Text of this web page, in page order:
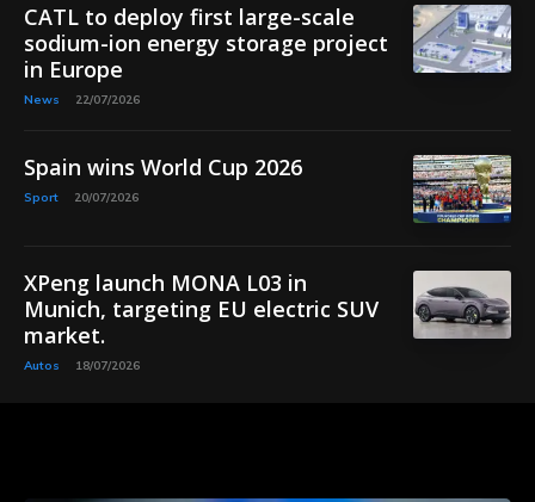
CATL to deploy first large-scale
sodium-ion energy storage project
in Europe
News 22/07/2026
Spain wins World Cup 2026
Sport 20/07/2026
XPeng launch MONA L03 in
Munich, targeting EU electric SUV
market.
Autos 18/07/2026